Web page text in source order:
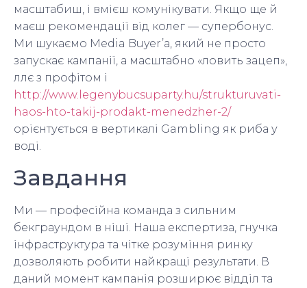
масштабиш, і вмієш комунікувати. Якщо ще й
маєш рекомендації від колег — супербонус.
Ми шукаємо Media Buyer’а, який не просто
запускає кампанії, а масштабно «ловить зацеп»,
ллє з профітом і
http://www.legenybucsuparty.hu/strukturuvati-
haos-hto-takij-prodakt-menedzher-2/
орієнтується в вертикалі Gambling як риба у
воді.
Завдання
Ми — професійна команда з сильним
бекграундом в ніші. Наша експертиза, гнучка
інфраструктура та чітке розуміння ринку
дозволяють робити найкращі результати. В
даний момент кампанія розширює відділ та